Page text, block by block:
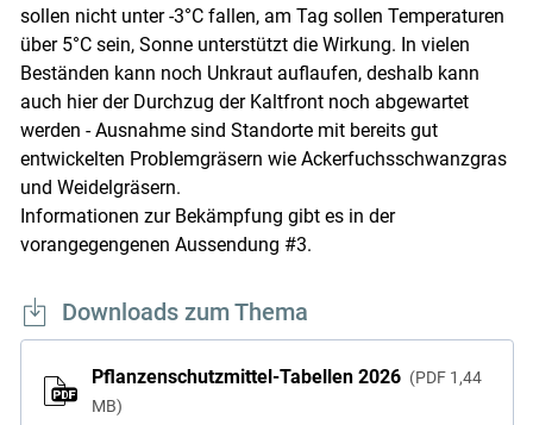
sollen nicht unter -3°C fallen, am Tag sollen Temperaturen
über 5°C sein, Sonne unterstützt die Wirkung. In vielen
Beständen kann noch Unkraut auflaufen, deshalb kann
auch hier der Durchzug der Kaltfront noch abgewartet
werden - Ausnahme sind Standorte mit bereits gut
entwickelten Problemgräsern wie Ackerfuchsschwanzgras
und Weidelgräsern.
Informationen zur Bekämpfung gibt es in der
vorangegengenen Aussendung #3.
Downloads zum Thema
Pflanzenschutzmittel-Tabellen 2026 PDF 1,44
MB